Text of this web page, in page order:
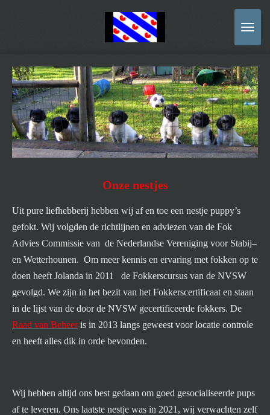
hoofdinhoud
Onze nestjes
Uit pure liefhebberij hebben wij af en toe een nestje puppy’s
gefokt. Wij volgden de richtlijnen en adviezen van de Fok
Advies Commissie van de Nederlandse Vereniging voor Stabij–
en Wetterhounen. Om meer kennis en ervaring met fokken op te
doen heeft Jolanda in 2011 de Fokkerscursus van de NVSW
gevolgd. We zijn in het bezit van het Fokkerscertificaat en staan
in de lijst van de door de NVSW gecertificeerde fokkers. De
Raad van Beheeris in 2013 langs geweest voor locatie controle
en heeft alles dik in orde bevonden.
Wij hebben altijd ons best gedaan om goed gesocialiseerde pups
af te leveren. Ons laatste nestje was in 2021, wij verwachten zelf